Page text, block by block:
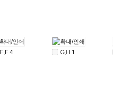
E,F 4 G,H 1